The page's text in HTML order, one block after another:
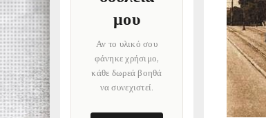
μου
Αν το υλικό σου
φάνηκε χρήσιμο,
κάθε δωρεά βοηθά
να συνεχιστεί.